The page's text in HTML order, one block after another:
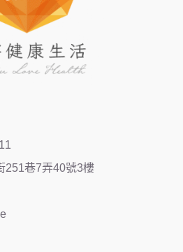
251巷7弄40號3樓